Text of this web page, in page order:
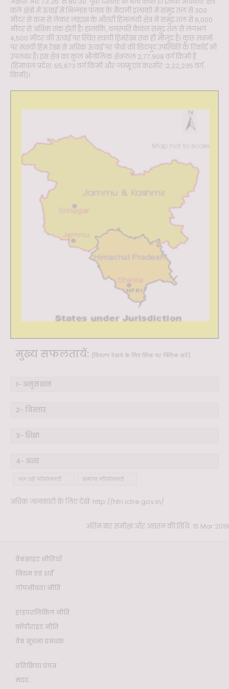
वाले क्षेत्रों में ऊंचाई में भिन्नता पंजाब के मैदानी इलाकों में समुद्र तल से 300
मीटर से कम से लेकर लद्दाख के भीतरी हिमालयी क्षेत्र में समुद्र तल से 8,000
मीटर से अधिक तक होती है। हालांकि, वनस्पति केवल समुद्र तल से लगभग
4,500 मीटर की ऊंचाई पर स्थित स्थायी हिमरेखा तक ही मौजूद है। कुछ स्थानों
पर स्थायी हिम रेखा से अधिक ऊंचाई पर पौधों की छिटपुट उपस्थिति के रिकॉर्ड भी
उपलब्ध हैं। इस क्षेत्र का कुल भौगोलिक क्षेत्रफल 2,77,908 वर्ग किमी है
(हिमाचल प्रदेश: 55,673 वर्ग किमी और जम्मू एवं कश्मीर: 2,22,235 वर्ग
किमी)।
मुख्य सफलतायें: (विवरण देखने के लिए लिंक पर क्लिक करें)
1- अनुसंधान
2- विस्तार
3- शिक्षा
4- अन्य
चल रही परियोजनाएँ समाप्त परियोजनाएँ
अधिक जानकारी के लिए देखें: http://hfri.icfre.gov.in/
अंतिम बार समीक्षा और अद्यतन की तिथि: 15 Mar 2019
वेबसाइट नीतियाँ
नियम एवं शर्तें
गोपनीयता नीति
हाइपरलिंकिंग नीति
कॉपीराइट नीति
वेब सूचना प्रबंधक
प्रतिक्रिया प्रपत्र
मदद